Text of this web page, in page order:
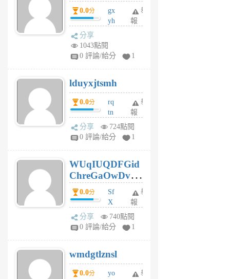
個
月
0.0分
gx
yh
jl
月
前
舉
報
分享
1043點閱
0 評論/給分
1
lduyxjtsmh
0.0分
rq
tn
jt
gl
個
月
前
舉
報
分享
724點閱
0 評論/給分
1
WUqIUQDFGid
ChreGaOwDv
dY0.0分
Sf
X
Pe
Jc
R
P
m
舉
報
分享
740點閱
0 評論/給分
1
wmdgtlznsl
0.0分
yo
舉